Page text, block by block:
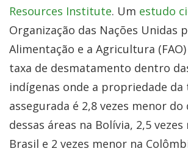
Resources Institute. Um estudo
Organização das Nações Unidas
Alimentação e a Agricultura
taxa de desmatamento dentro
indígenas onde a propriedade
assegurada é 2,8 vezes menor do
dessas áreas na Bolívia, 2,5
Brasil e 2 vezes menor na